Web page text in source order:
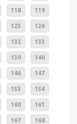
118 119
125 126
132 133
139 140
146 147
153 154
160 161
167 168